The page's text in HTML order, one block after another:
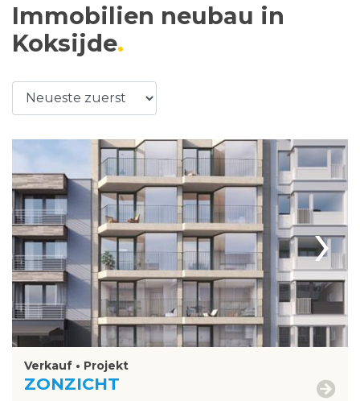
Immobilien neubau in
Koksijde
›
Verkauf • Projekt
ZONZICHT